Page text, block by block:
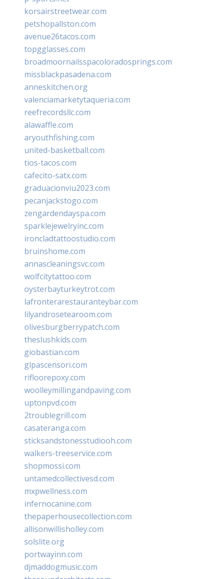
korsairstreetwear.com
petshopallston.com
avenue26tacos.com
topgglasses.com
broadmoornailsspacoloradosprings.com
missblackpasadena.com
anneskitchen.org
valenciamarketytaqueria.com
reefrecordsllc.com
alawaffle.com
aryouthfishing.com
united-basketball.com
tios-tacos.com
cafecito-satx.com
graduacionviu2023.com
pecanjackstogo.com
zengardendayspa.com
sparklejewelryinc.com
ironcladtattoostudio.com
bruinshome.com
annascleaningsvc.com
wolfcitytattoo.com
oysterbayturkeytrot.com
lafronterarestauranteybar.com
lilyandrosetearoom.com
olivesburgberrypatch.com
theslushkids.com
giobastian.com
glpascensori.com
rifloorepoxy.com
woolleymillingandpaving.com
uptonpvd.com
2troublegrill.com
casateranga.com
sticksandstonesstudiooh.com
walkers-treeservice.com
shopmossi.com
untamedcollectivesd.com
mxpwellness.com
infernocanine.com
thepaperhousecollection.com
allisonwillisholley.com
solslite.org
portwayinn.com
djmaddogmusic.com